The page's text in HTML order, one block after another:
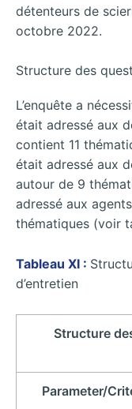
détenteurs de
octobre 2022.
Structure des
L’enquête a
était adressé aux
contient 11
était adressé aux
autour de 9
adressé aux
thématiques (voir
Tableau XI :
d’entretien
Structure
Parameter/